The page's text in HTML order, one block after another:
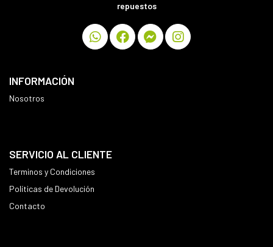
repuestos
INFORMACIÓN
Nosotros
SERVICIO AL CLIENTE
Terminos y Condiciones
Políticas de Devolución
Contacto